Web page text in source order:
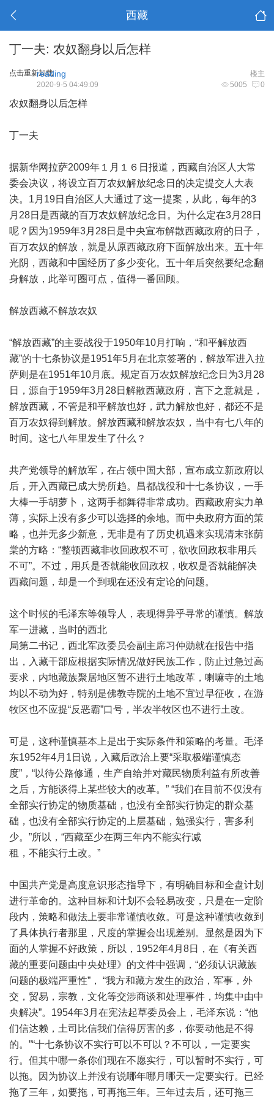
西藏
丁一夫: 农奴翻身以后怎样
点击重新加载 楼主
reading
5005 0
2020-9-5 04:49:09
农奴翻身以后怎样
丁一夫
据新华网拉萨2009年１月１６日报道，西藏自治区人大常
委会决议，将设立百万农奴解放纪念日的决定提交人大表
决。1月19日自治区人大通过了这一提案，从此，每年的3
月28日是西藏的百万农奴解放纪念日。为什么定在3月28日
呢？因为1959年3月28日是中央宣布解散西藏政府的日子，
百万农奴的解放，就是从原西藏政府下面解放出来。五十年
光阴，西藏和中国经历了多少变化。五十年后突然要纪念翻
身解放，此举可圈可点，值得一番回顾。
解放西藏不解放农奴
“解放西藏”的主要战役于1950年10月打响，“和平解放西
藏”的十七条协议是1951年5月在北京签署的，解放军进入拉
萨则是在1951年10月底。规定百万农奴解放纪念日为3月28
日，源自于1959年3月28日解散西藏政府，言下之意就是，
解放西藏，不管是和平解放也好，武力解放也好，都还不是
百万农奴得到解放。解放西藏和解放农奴，当中有七八年的
时间。这七八年里发生了什么？
共产党领导的解放军，在占领中国大部，宣布成立新政府以
后，开入西藏已成大势所趋。昌都战役和十七条协议，一手
大棒一手胡萝卜，这两手都舞得非常成功。西藏政府实力单
薄，实际上没有多少可以选择的余地。而中央政府方面的策
略，也并无多少新意，无非是有了历史机遇来实现清末张荫
棠的方略：“整顿西藏非收回政权不可，欲收回政权非用兵
不可”。不过，用兵是否就能收回政权，收权是否就能解决
西藏问题，却是一个到现在还没有定论的问题。
这个时候的毛泽东等领导人，表现得异乎寻常的谨慎。解放
军一进藏，当时的西北
局第二书记，西北军政委员会副主席习仲勋就在报告中指
出，入藏干部应根据实际情况做好民族工作，防止过急过高
要求，内地藏族聚居地区暂不进行土地改革，喇嘛寺的土地
均以不动为好，特别是佛教寺院的土地不宜过早征收，在游
牧区也不应提“反恶霸”口号，半农半牧区也不进行土改。
可是，这种谨慎基本上是出于实际条件和策略的考量。毛泽
东1952年4月1日说，入藏后政治上要“采取极端谨慎态
度”，“以待公路修通，生产自给并对藏民物质利益有所改善
之后，方能谈得上某些较大的改革。” “我们在目前不仅没有
全部实行协定的物质基础，也没有全部实行协定的群众基
础，也没有全部实行协定的上层基础，勉强实行，害多利
少。”所以，“西藏至少在两三年内不能实行减
租，不能实行土改。”
中国共产党是高度意识形态指导下，有明确目标和全盘计划
进行革命的。这种目标和计划不会轻易改变，只是在一定阶
段内，策略和做法上要非常谨慎收敛。可是这种谨慎收敛到
了具体执行者那里，尺度的掌握会出现差别。显然是因为下
面的人掌握不好政策，所以，1952年4月8日，在《有关西
藏的重要问题由中央处理》的文件中强调，“必须认识藏族
问题的极端严重性”， “我方和藏方发生的政治，军事，外
交，贸易，宗教，文化等交涉商谈和处理事件，均集中由中
央解决”。1954年3月在宪法起草委员会上，毛泽东说：“他
们信达赖，土司比信我们信得厉害的多，你要动他是不得
的。”“十七条协议不实行可以不可以？不可以，一定要实
行。但其中哪一条你们现在不愿实行，可以暂时不实行，可
以拖。因为协议上并没有说哪年哪月哪天一定要实行。已经
拖了三年，如要拖，可再拖三年。三年过去后，还可拖三